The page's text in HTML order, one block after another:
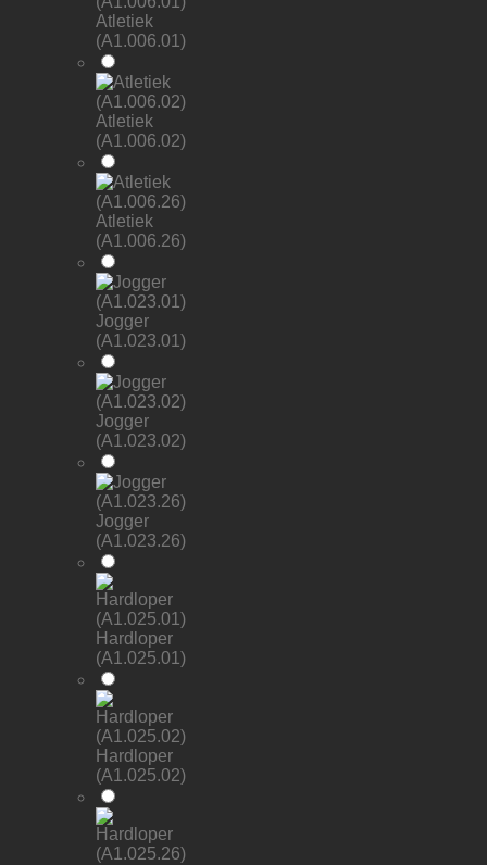
Atletiek
(A1.006.01)
Atletiek
(A1.006.02)
Atletiek
(A1.006.26)
Jogger
(A1.023.01)
Jogger
(A1.023.02)
Jogger
(A1.023.26)
Hardloper
(A1.025.01)
Hardloper
(A1.025.02)